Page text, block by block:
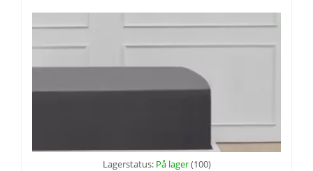
Lagerstatus: På lager(100)